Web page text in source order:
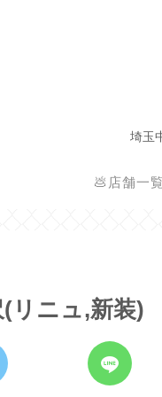
埼玉
💩店舗一覧
リニュ,新装)